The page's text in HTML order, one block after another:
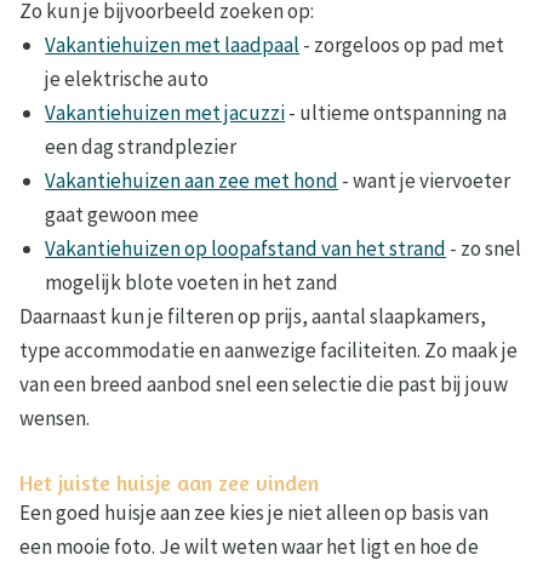
Zo kun je bijvoorbeeld zoeken op:
Vakantiehuizen met laadpaal - zorgeloos op pad met
je elektrische auto
Vakantiehuizen met jacuzzi- ultieme ontspanning na
een dag strandplezier
Vakantiehuizen aan zee met hond - want je viervoeter
gaat gewoon mee
Vakantiehuizen op loopafstand van het strand - zo snel
mogelijk blote voeten in het zand
Daarnaast kun je filteren op prijs, aantal slaapkamers,
type accommodatie en aanwezige faciliteiten. Zo maak je
van een breed aanbod snel een selectie die past bij jouw
wensen.
Het juiste huisje aan zee vinden
Een goed huisje aan zee kies je niet alleen op basis van
een mooie foto. Je wilt weten waar het ligt en hoe de